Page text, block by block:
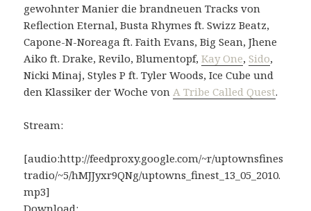
gewohnter Manier die brandneuen Tracks von
Reflection Eternal, Busta Rhymes ft. Swizz Beatz,
Capone-N-Noreaga ft. Faith Evans, Big Sean, Jhene
Aiko ft. Drake, Revilo, Blumentopf,Kay One,Sido,
Nicki Minaj, Styles P ft. Tyler Woods, Ice Cube und
den Klassiker der Woche vonA Tribe Called Quest.
Stream:
[audio:http://feedproxy.google.com/~r/uptownsfines
tradio/~5/hMJJyxr9QNg/uptowns_finest_13_05_2010.
mp3]